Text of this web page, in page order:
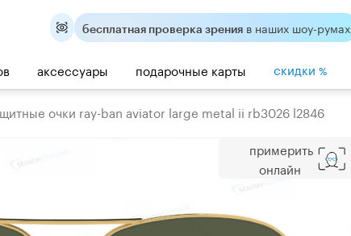
бесплатная проверка зрения в наших шоу-румах
аксессуары подарочные карты скидки %
очки ray-ban aviator large metal ii rb3026 l2846
примерить
онлайн